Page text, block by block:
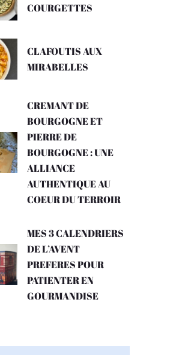
COURGETTES
CLAFOUTIS AUX
MIRABELLES
CREMANT DE
BOURGOGNE ET
PIERRE DE
BOURGOGNE : UNE
ALLIANCE
AUTHENTIQUE AU
COEUR DU TERROIR
MES 3 CALENDRIERS
DE L’AVENT
PREFERES POUR
PATIENTER EN
GOURMANDISE